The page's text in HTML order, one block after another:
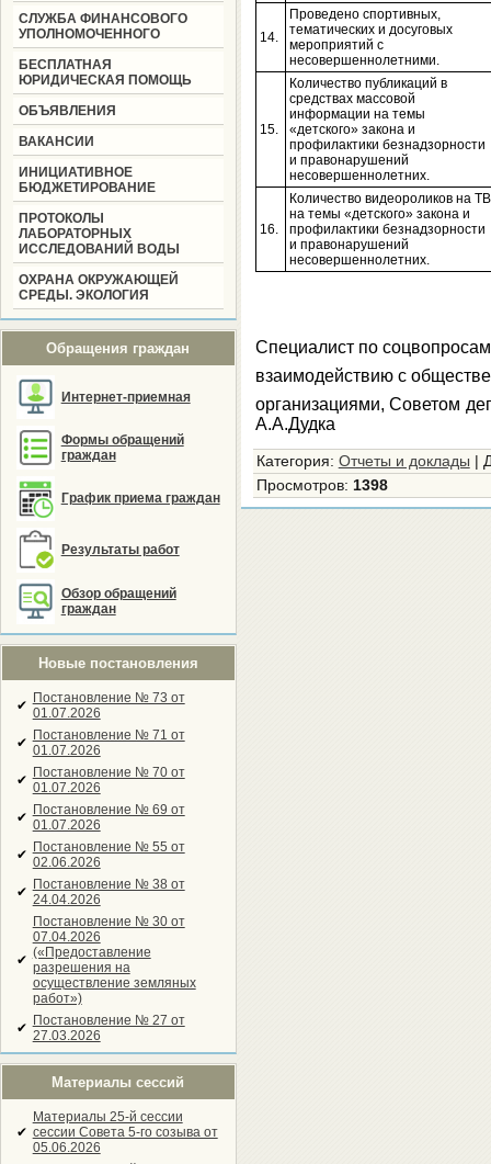
СЛУЖБА ФИНАНСОВОГО
УПОЛНОМОЧЕННОГО
БЕСПЛАТНАЯ
ЮРИДИЧЕСКАЯ ПОМОЩЬ
ОБЪЯВЛЕНИЯ
ВАКАНСИИ
ИНИЦИАТИВНОЕ
БЮДЖЕТИРОВАНИЕ
ПРОТОКОЛЫ
ЛАБОРАТОРНЫХ
ИССЛЕДОВАНИЙ ВОДЫ
ОХРАНА ОКРУЖАЮЩЕЙ
СРЕДЫ. ЭКОЛОГИЯ
Обращения граждан
Интернет-приемная
Формы обращений
граждан
График приема граждан
Результаты работ
Обзор обращений
граждан
Новые постановления
✔ Постановление № 73 от
01.07.2026
✔ Постановление № 71 от
01.07.2026
✔ Постановление № 70 от
01.07.2026
✔ Постановление № 69 от
01.07.2026
✔ Постановление № 55 от
02.06.2026
✔ Постановление № 38 от
24.04.2026
✔
Постановление № 30 от
07.04.2026
(«Предоставление
разрешения на
осуществление земляных
работ»)
✔ Постановление № 27 от
27.03.2026
Материалы сессий
✔
Материалы 25-й сессии
сессии Совета 5-го созыва от
05.06.2026
14.
Проведено спортивных,
тематических и досуговых
мероприятий с
несовершеннолетними.
15.
Количество публикаций в
средствах массовой
информации на темы
«детского» закона и
профилактики безнадзорности
и правонарушений
несовершеннолетних.
16.
Количество видеороликов на ТВ
на темы «детского» закона и
профилактики безнадзорности
и правонарушений
несовершеннолетних.
Специалист по
взаимодействию с
А.А.Дудка
Категория: Отчеты и доклады
Просмотров: 1398